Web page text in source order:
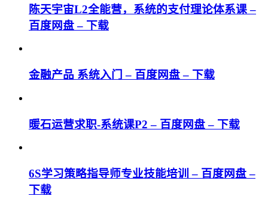
陈天宇宙L2全能营，系统的支付理论体系课 –
百度网盘 – 下载
金融产品 系统入门 – 百度网盘 – 下载
暖石运营求职-系统课P2 – 百度网盘 – 下载
6S学习策略指导师专业技能培训 – 百度网盘 –
下载